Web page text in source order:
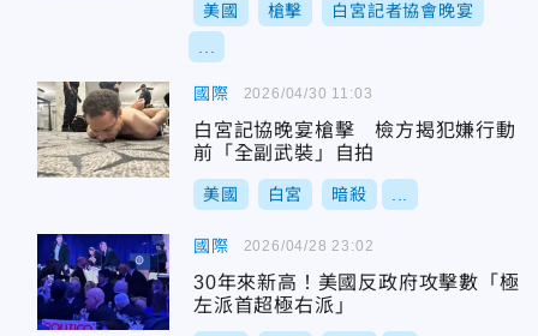
美國 槍擊 白宮記者協會晚宴
國際
白宮記協晚宴槍擊 檢方揭犯嫌行動
前「全副武裝」自拍
美國 白宮 暗殺
2026/04/30 11:03
國際
30年來新高！美國反政府攻擊數「極
左派首超極右派」
2026/04/28 23:02